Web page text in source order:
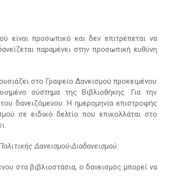
είναι προσωπικό και δεν επιτρέπεται να
παραμένει στην προσωπική ευθύνη
στο Γραφείο Δανεισμού προκειμένου
σύστημα της Βιβλιοθήκης. Για την
δανειζόμενου. Η ημερομηνία επιστροφής
σε ειδικό δελτίο που επικολλάται στο
Δανεισμού-Διαδανεισμού.
στα βιβλιοστάσια, ο δανεισμός μπορεί να